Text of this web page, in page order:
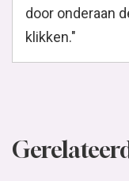
door onderaan
klikken."